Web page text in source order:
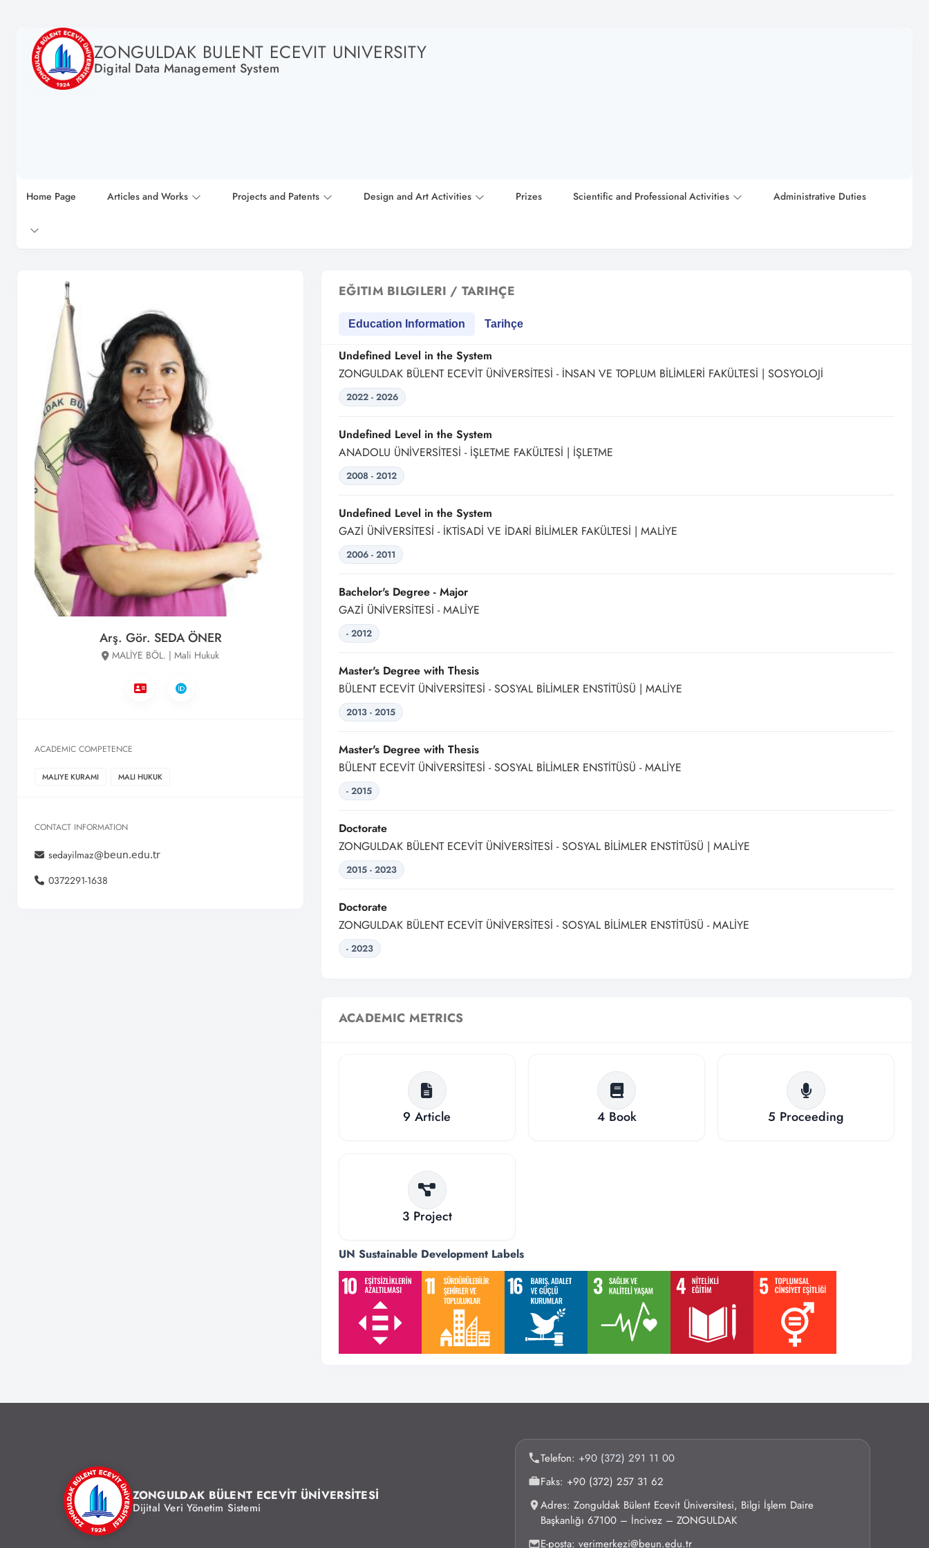
ZONGULDAK BULENT ECEVIT UNIVERSITY
Digital Data Management System
Home Page Articles and Works Projects and Patents Design and Art Activities Prizes Scientific and Professional Activities Administrative Duties
Arş. Gör. SEDA ÖNER
MALİYE BÖL. | Mali Hukuk
ACADEMIC COMPETENCE
MALIYE KURAMI MALI HUKUK
CONTACT INFORMATION
sedayilmaz
0372291-1638
EĞITIM BILGILERI / TARIHÇE
Education Information Tarihçe
Undefined Level in the System
ZONGULDAK BÜLENT ECEVİT ÜNİVERSİTESİ - İNSAN VE TOPLUM BİLİMLERİ FAKÜLTESİ | SOSYOLOJİ
2022 - 2026
Undefined Level in the System
ANADOLU ÜNİVERSİTESİ - İŞLETME FAKÜLTESİ | İŞLETME
2008 - 2012
Undefined Level in the System
GAZİ ÜNİVERSİTESİ - İKTİSADİ VE İDARİ BİLİMLER FAKÜLTESİ | MALİYE
2006 - 2011
Bachelor's Degree - Major
GAZİ ÜNİVERSİTESİ - MALİYE
- 2012
Master's Degree with Thesis
BÜLENT ECEVİT ÜNİVERSİTESİ - SOSYAL BİLİMLER ENSTİTÜSÜ | MALİYE
2013 - 2015
Master's Degree with Thesis
BÜLENT ECEVİT ÜNİVERSİTESİ - SOSYAL BİLİMLER ENSTİTÜSÜ - MALİYE
- 2015
Doctorate
ZONGULDAK BÜLENT ECEVİT ÜNİVERSİTESİ - SOSYAL BİLİMLER ENSTİTÜSÜ | MALİYE
2015 - 2023
Doctorate
ZONGULDAK BÜLENT ECEVİT ÜNİVERSİTESİ - SOSYAL BİLİMLER ENSTİTÜSÜ - MALİYE
- 2023
ACADEMIC METRICS
9 Article 4 Book 5 Proceeding
3 Project
UN Sustainable Development Labels
ZONGULDAK BÜLENT ECEVİT ÜNİVERSİTESİ
Dijital Veri Yönetim Sistemi
Telefon: +90 (372) 291 11 00
Faks: +90 (372) 257 31 62
Adres: Zonguldak Bülent Ecevit Üniversitesi, Bilgi İşlem Daire
Başkanlığı 67100 – İncivez – ZONGULDAK
E-posta: verimerkezi@beun.edu.tr